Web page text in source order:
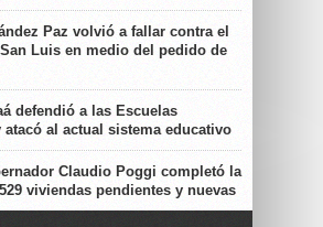
Paz volvió a fallar contra el
Luis en medio del pedido de
defendió a las Escuelas
atacó al actual sistema educativo
Claudio Poggi completó la
viviendas pendientes y nuevas